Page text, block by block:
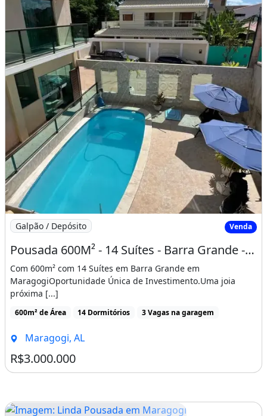
Imagem: Pousada 600M² - 14 Suítes - Barra Grande
Galpão / Depósito Venda
Pousada 600M² - 14 Suítes - Barra Grande - Maragogi
Com 600m² com 14 Suítes em Barra Grande em
MaragogiOportunidade Única de Investimento.Uma joia
próxima [...]
600m² de Área 14 Dormitórios 3 Vagas na garagem
Maragogi, AL
R$3.000.000